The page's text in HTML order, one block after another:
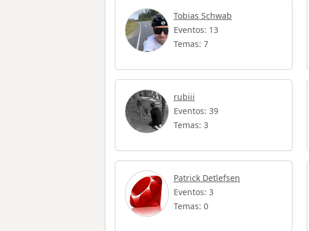
Tobias Schwab
Eventos: 13
Temas: 7
rubiii
Eventos: 39
Temas: 3
Patrick Detlefsen
Eventos: 3
Temas: 0